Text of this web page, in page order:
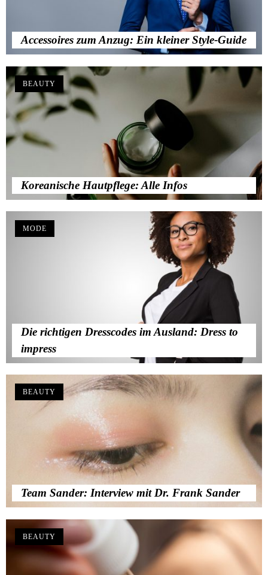
Accessoires zum Anzug: Ein kleiner Style-Guide
Koreanische Hautpflege: Alle Infos
BEAUTY
Die richtigen Dresscodes im Ausland: Dress to
impress
MODE
Team Sander: Interview mit Dr. Frank Sander
BEAUTY
BEAUTY